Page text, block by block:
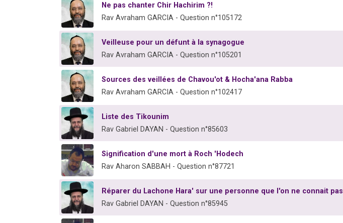
Ne pas chanter Chir Hachirim ?!
Rav Avraham GARCIA - Question n°105172
Veilleuse pour un défunt à la synagogue
Rav Avraham GARCIA - Question n°105201
Sources des veillées de Chavou'ot & Hocha'ana Rabba
Rav Avraham GARCIA - Question n°102417
Liste des Tikounim
Rav Gabriel DAYAN - Question n°85603
Signification d'une mort à Roch 'Hodech
Rav Aharon SABBAH - Question n°87721
Réparer du Lachone Hara' sur une personne que l'on ne connait pas
Rav Gabriel DAYAN - Question n°85945